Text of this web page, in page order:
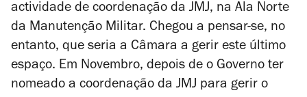
actividade de coordenação da JMJ, na Ala Norte
da Manutenção Militar. Chegou a pensar-se, no
entanto, que seria a Câmara a gerir este último
espaço. Em Novembro, depois de o Governo ter
nomeado a coordenação da JMJ para gerir o